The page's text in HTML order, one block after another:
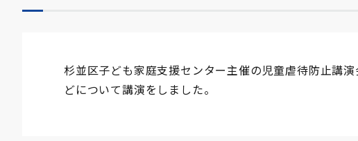
杉並区子ども家庭支援センター主催の児童虐待防止講
どについて講演をしました。